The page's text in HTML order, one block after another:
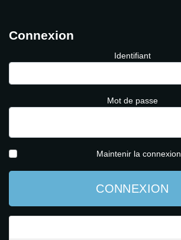
Connexion
Identifiant
Mot de passe
Maintenir la connexion
CONNEXION